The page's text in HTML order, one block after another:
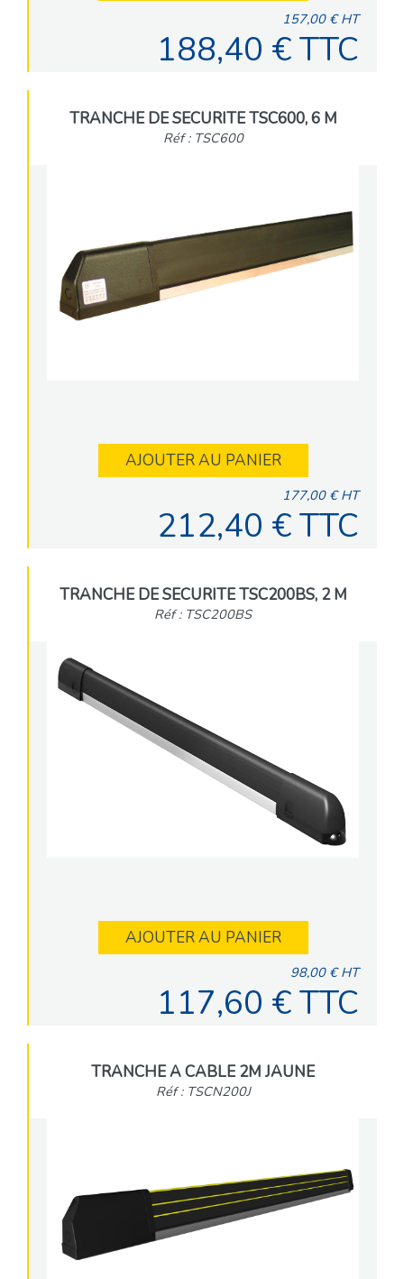
157,00 € HT
188,40 € TTC
TRANCHE DE SECURITE TSC600, 6 M
Réf : TSC600
AJOUTER AU PANIER
177,00 € HT
212,40 € TTC
TRANCHE DE SECURITE TSC200BS, 2 M
Réf : TSC200BS
AJOUTER AU PANIER
98,00 € HT
117,60 € TTC
TRANCHE A CABLE 2M JAUNE
Réf : TSCN200J